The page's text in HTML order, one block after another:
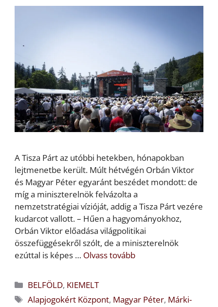
A Tisza Párt az utóbbi hetekben, hónapokban
lejtmenetbe került. Múlt hétvégén Orbán Viktor
és Magyar Péter egyaránt beszédet mondott: de
míg a miniszterelnök felvázolta a
nemzetstratégiai vízióját, addig a Tisza Párt vezére
kudarcot vallott. – Hűen a hagyományokhoz,
Orbán Viktor előadása világpolitikai
összefüggésekről szólt, de a miniszterelnök
ezúttal is képes … Olvass tovább
Kategória
BELFÖLD, KIEMELT
Címkék
Alapjogokért Központ, Magyar Péter, Márki-